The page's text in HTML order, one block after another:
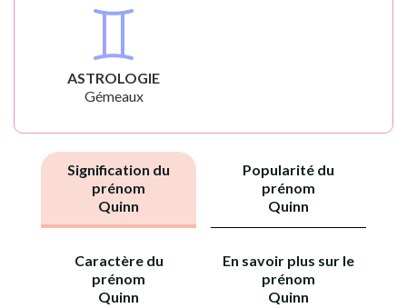
ASTROLOGIE
Gémeaux
Signification du
prénom
Quinn
Popularité du
prénom
Quinn
Caractère du
prénom
Quinn
En savoir plus sur le
prénom
Quinn